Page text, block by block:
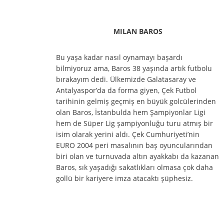
MILAN BAROS
Bu yaşa kadar nasıl oynamayı başardı
bilmiyoruz ama, Baros 38 yaşında artık futbolu
bırakayım dedi. Ülkemizde Galatasaray ve
Antalyaspor’da da forma giyen, Çek Futbol
tarihinin gelmiş geçmiş en büyük golcülerinden
olan Baros, İstanbulda hem Şampiyonlar Ligi
hem de Süper Lig şampiyonluğu turu atmış bir
isim olarak yerini aldı. Çek Cumhuriyeti’nin
EURO 2004 peri masalının baş oyuncularından
biri olan ve turnuvada altın ayakkabı da kazanan
Baros, sık yaşadığı sakatlıkları olmasa çok daha
gollü bir kariyere imza atacaktı şüphesiz.